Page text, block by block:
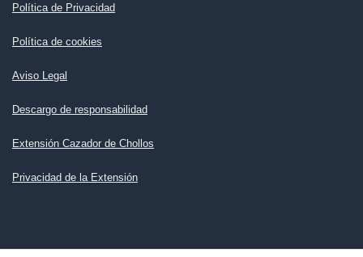
Política de Privacidad
Política de cookies
Aviso Legal
Descargo de responsabilidad
Extensión Cazador de Chollos
Privacidad de la Extensión